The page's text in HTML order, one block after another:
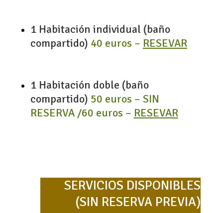
1 Habitación individual (baño
compartido) 40 euros – RESEVAR
1 Habitación doble (baño
compartido) 50 euros – SIN
RESERVA /60 euros – RESEVAR
SERVICIOS DISPONIBLES
(SIN RESERVA PREVIA)